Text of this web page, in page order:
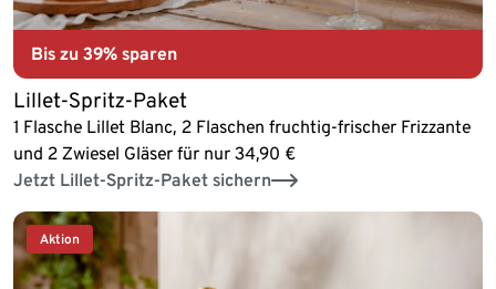
Bis zu 39% sparen
Lillet-Spritz-Paket
1 Flasche Lillet Blanc, 2 Flaschen fruchtig-frischer Frizzante
und 2 Zwiesel Gläser für nur 34,90 €
Jetzt Lillet-Spritz-Paket sichern
Aktion